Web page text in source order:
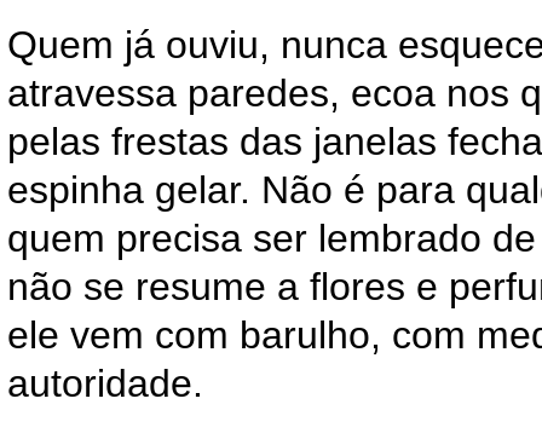
Quem já ouviu, nunca
atravessa paredes, ecoa nos
pelas frestas das janelas
espinha gelar. Não é para
quem precisa ser lembrado
não se resume a flores e
ele vem com barulho, com
autoridade.